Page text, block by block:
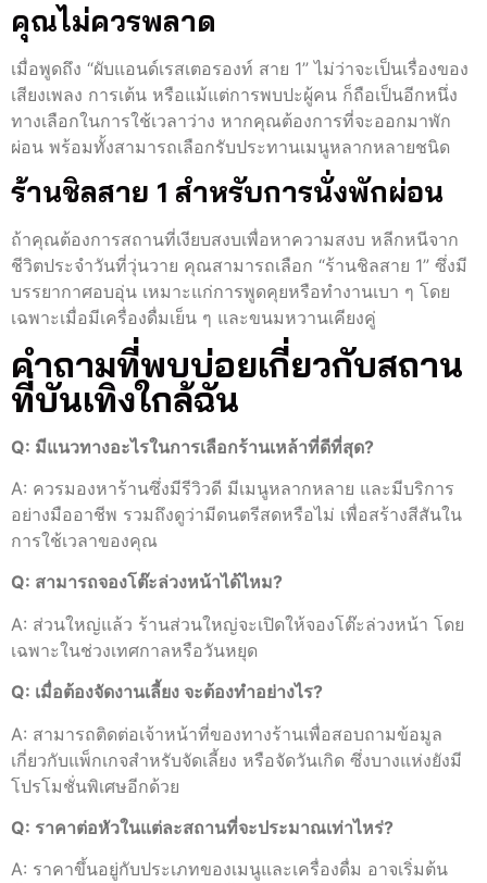
คุณไม่ควรพลาด
เมื่อพูดถึง “ผับแอนด์เรสเตอรองท์ สาย 1” ไม่ว่าจะเป็นเรื่องของ
เสียงเพลง การเต้น หรือแม้แต่การพบปะผู้คน ก็ถือเป็นอีกหนึ่ง
ทางเลือกในการใช้เวลาว่าง หากคุณต้องการที่จะออกมาพัก
ผ่อน พร้อมทั้งสามารถเลือกรับประทานเมนูหลากหลายชนิด
ร้านชิลสาย 1 สำหรับการนั่งพักผ่อน
ถ้าคุณต้องการสถานที่เงียบสงบเพื่อหาความสงบ หลีกหนีจาก
ชีวิตประจำวันที่วุ่นวาย คุณสามารถเลือก “ร้านชิลสาย 1” ซึ่งมี
บรรยากาศอบอุ่น เหมาะแก่การพูดคุยหรือทำงานเบา ๆ โดย
เฉพาะเมื่อมีเครื่องดื่มเย็น ๆ และขนมหวานเคียงคู่
คำถามที่พบบ่อยเกี่ยวกับสถาน
ที่บันเทิงใกล้ฉัน
Q: มีแนวทางอะไรในการเลือกร้านเหล้าที่ดีที่สุด?
A: ควรมองหาร้านซึ่งมีรีวิวดี มีเมนูหลากหลาย และมีบริการ
อย่างมืออาชีพ รวมถึงดูว่ามีดนตรีสดหรือไม่ เพื่อสร้างสีสันใน
การใช้เวลาของคุณ
Q: สามารถจองโต๊ะล่วงหน้าได้ไหม?
A: ส่วนใหญ่แล้ว ร้านส่วนใหญ่จะเปิดให้จองโต๊ะล่วงหน้า โดย
เฉพาะในช่วงเทศกาลหรือวันหยุด
Q: เมื่อต้องจัดงานเลี้ยง จะต้องทำอย่างไร?
A: สามารถติดต่อเจ้าหน้าที่ของทางร้านเพื่อสอบถามข้อมูล
เกี่ยวกับแพ็กเกจสำหรับจัดเลี้ยง หรือจัดวันเกิด ซึ่งบางแห่งยังมี
โปรโมชั่นพิเศษอีกด้วย
Q: ราคาต่อหัวในแต่ละสถานที่จะประมาณเท่าไหร่?
A: ราคาขึ้นอยู่กับประเภทของเมนูและเครื่องดื่ม อาจเริ่มต้น